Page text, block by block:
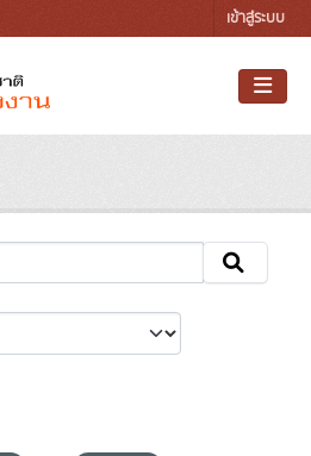
เข้าสู่ระบบ